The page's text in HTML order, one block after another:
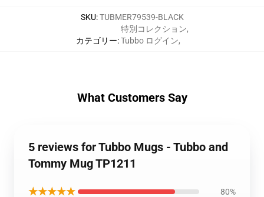
SKU:TUBMER79539-BLACK
カテゴリー:
特別コレクション,
Tubbo ログイン,
What Customers Say
5 reviews for Tubbo Mugs - Tubbo and
Tommy Mug TP1211
★★★★★ 80%